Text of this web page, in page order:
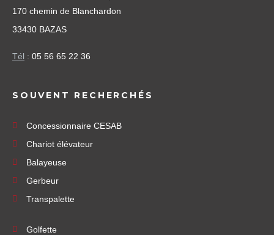
170 chemin de Blanchardon
33430 BAZAS
Tél : 05 56 65 22 36
SOUVENT RECHERCHÉS
Concessionnaire CESAB
Chariot élévateur
Balayeuse
Gerbeur
Transpalette
Golfette